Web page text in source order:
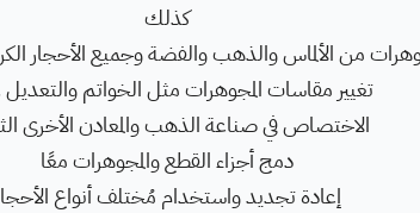
كذلك
من الألماس والذهب والفضة وجميع الأحجار
تغيير مقاسات المجوهرات مثل الخواتم والتعديل
الاختصاص في صناعة الذهب والمعادن الأخرى
دمج أجزاء القطع والمجوهرات معًا
إعادة تجديد واستخدام مُختلف أنواع